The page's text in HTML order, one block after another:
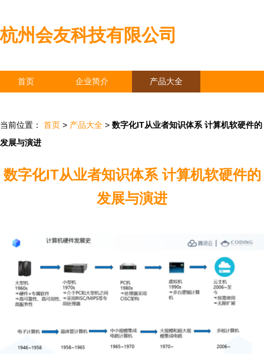
杭州会友科技有限公司
首页 企业简介 产品大全
当前位置： 首页 > 产品大全 > 数字化IT从业者知识体系 计算机软硬件的
发展与演进
数字化IT从业者知识体系 计算机软硬件的
发展与演进